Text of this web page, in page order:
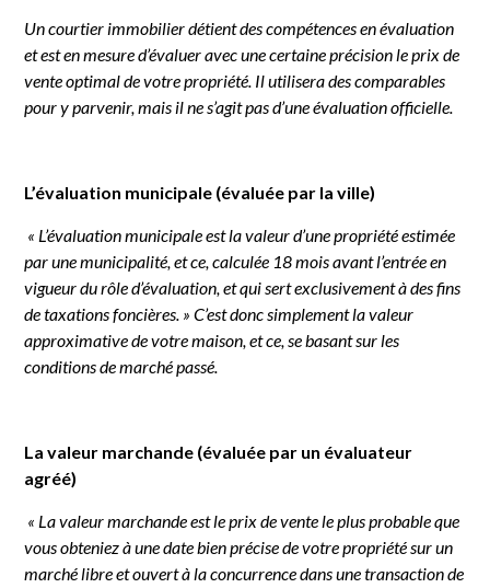
Un courtier immobilier détient des compétences en évaluation
et est en mesure d’évaluer avec une certaine précision le prix de
vente optimal de votre propriété. Il utilisera des comparables
pour y parvenir, mais il ne s’agit pas d’une évaluation officielle.
L’évaluation municipale (évaluée par la ville)
« L’évaluation municipale est la valeur d’une propriété estimée
par une municipalité, et ce, calculée 18 mois avant l’entrée en
vigueur du rôle d’évaluation, et qui sert exclusivement à des fins
de taxations foncières. » C’est donc simplement la valeur
approximative de votre maison, et ce, se basant sur les
conditions de marché passé.
La valeur marchande (évaluée par un évaluateur
agréé)
« La valeur marchande est le prix de vente le plus probable que
vous obteniez à une date bien précise de votre propriété sur un
marché libre et ouvert à la concurrence dans une transaction de